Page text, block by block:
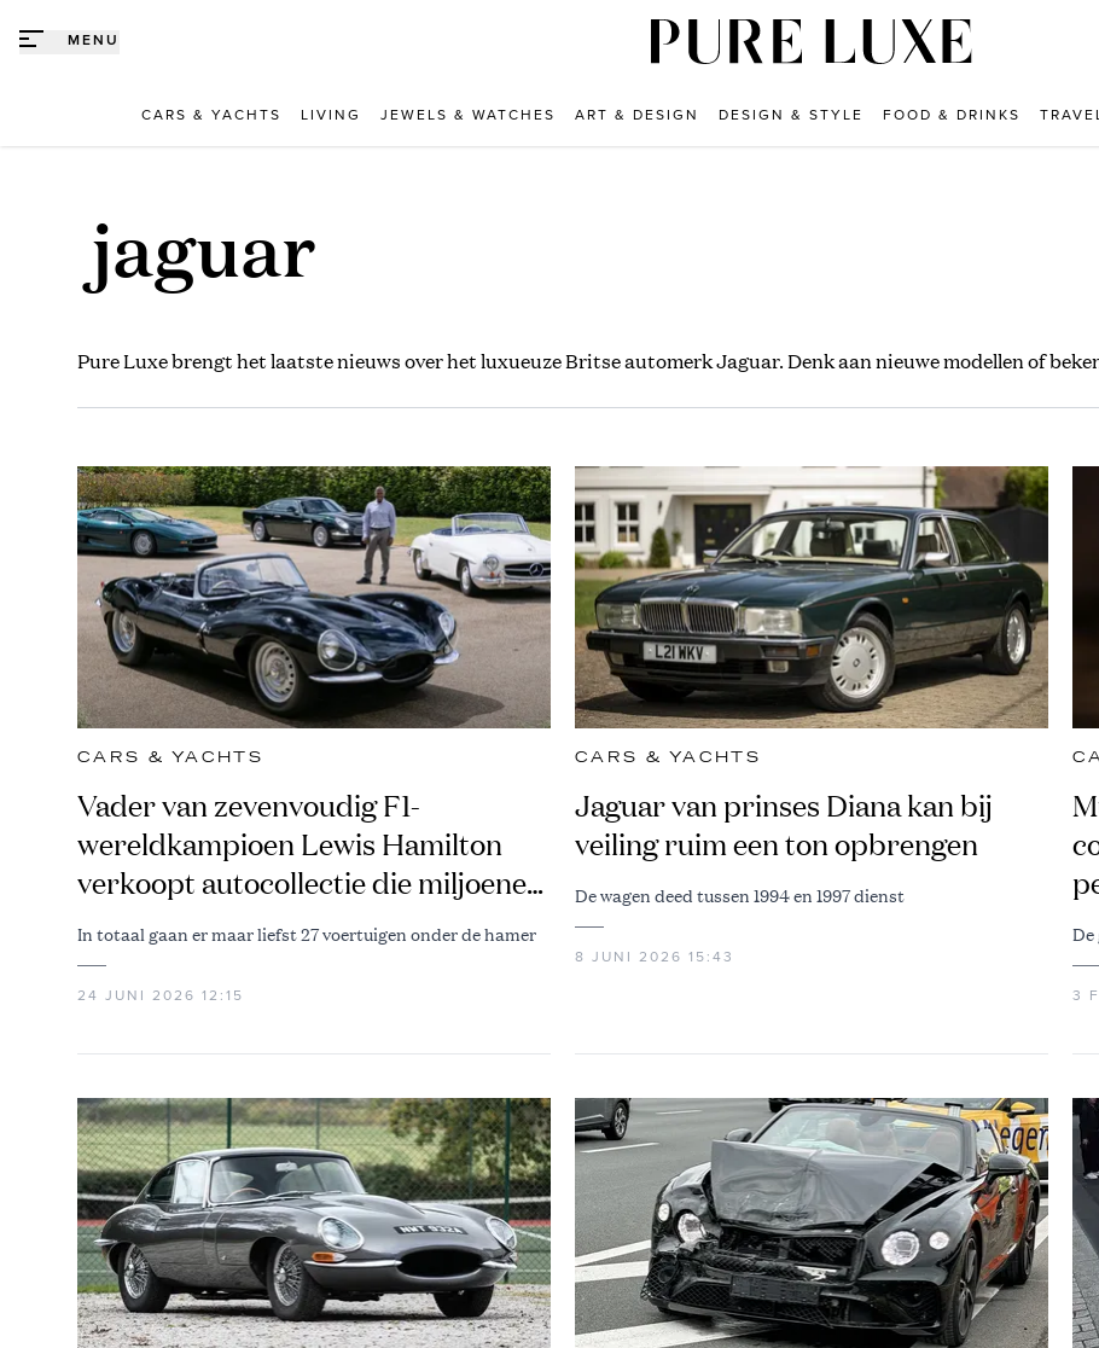
MENU
CARS & YACHTS LIVING JEWELS & WATCHES ART & DESIGN DESIGN & STYLE FOOD & DRINKS
jaguar
Pure Luxe brengt het laatste nieuws over het luxueuze Britse automerk Jaguar. Denk aan nieuwe modellen of
CARS & YACHTS
Vader van zevenvoudig F1-
wereldkampioen Lewis Hamilton
verkoopt autocollectie die miljoenen
waard is
In totaal gaan er maar liefst 27 voertuigen onder de hamer
24 JUNI 2026 12:15
CARS & YACHTS
Jaguar van prinses Diana kan bij
veiling ruim een ton opbrengen
De wagen deed tussen 1994 en 1997 dienst
8 JUNI 2026 15:43
De
3